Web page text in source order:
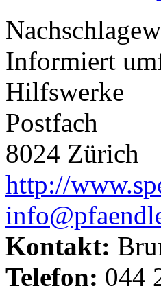
Informiert
Hilfswerke
Postfach
8024 Zürich
http://
Kontakt:
Telefon: 044